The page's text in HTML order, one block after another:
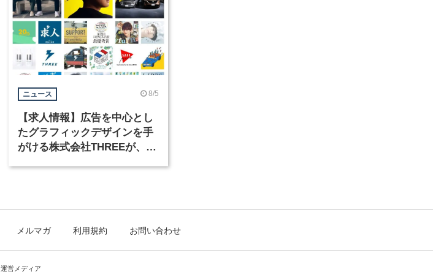
ニュース 8/5
【求人情報】広告を中心とし
たグラフィックデザインを手
がける株式会社THREEが、グ
メルマガ 利用規約 お問い合わせ
運営メディア